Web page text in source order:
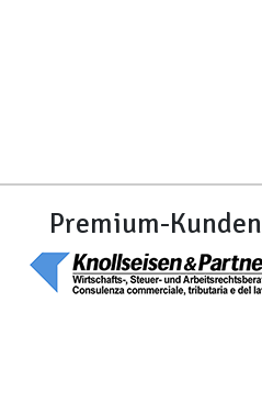
Premium-Kunden